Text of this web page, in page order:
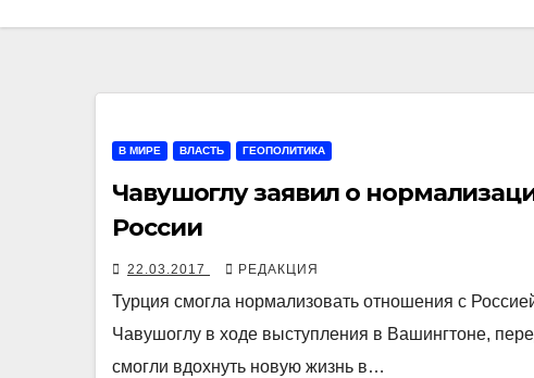
В МИРЕ ВЛАСТЬ ГЕОПОЛИТИКА
Чавушоглу заявил о
России
22.03.2017 РЕДАКЦИЯ
Турция смогла нормализовать отношения с
Чавушоглу в ходе выступления в Вашингтоне,
смогли вдохнуть новую жизнь в…